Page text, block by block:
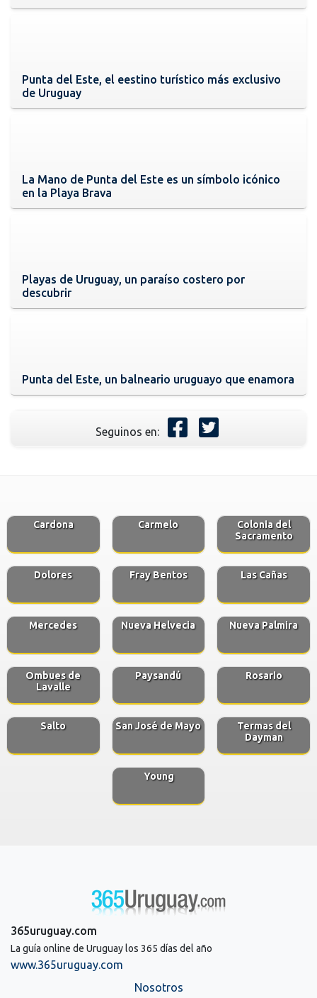
Punta del Este, el eestino turístico más exclusivo
de Uruguay
La Mano de Punta del Este es un símbolo icónico
en la Playa Brava
Playas de Uruguay, un paraíso costero por
descubrir
Punta del Este, un balneario uruguayo que enamora
Seguinos en:
Cardona Carmelo
Colonia del
Sacramento
Dolores Fray Bentos Las Cañas
Mercedes Nueva Helvecia Nueva Palmira
Ombues de
Lavalle
Paysandú Rosario
Salto San José de Mayo
Termas del
Dayman
Young
365uruguay.com
La guía online de Uruguay los 365 días del año
www.365uruguay.com
Nosotros